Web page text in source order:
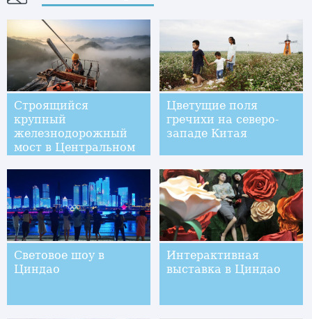
Строящийся
крупный
железнодорожный
мост в Центральном
птичьего полета
Цветущие поля
гречихи на северо-
западе Китая
Световое шоу в
Циндао
Интерактивная
выставка в Циндао